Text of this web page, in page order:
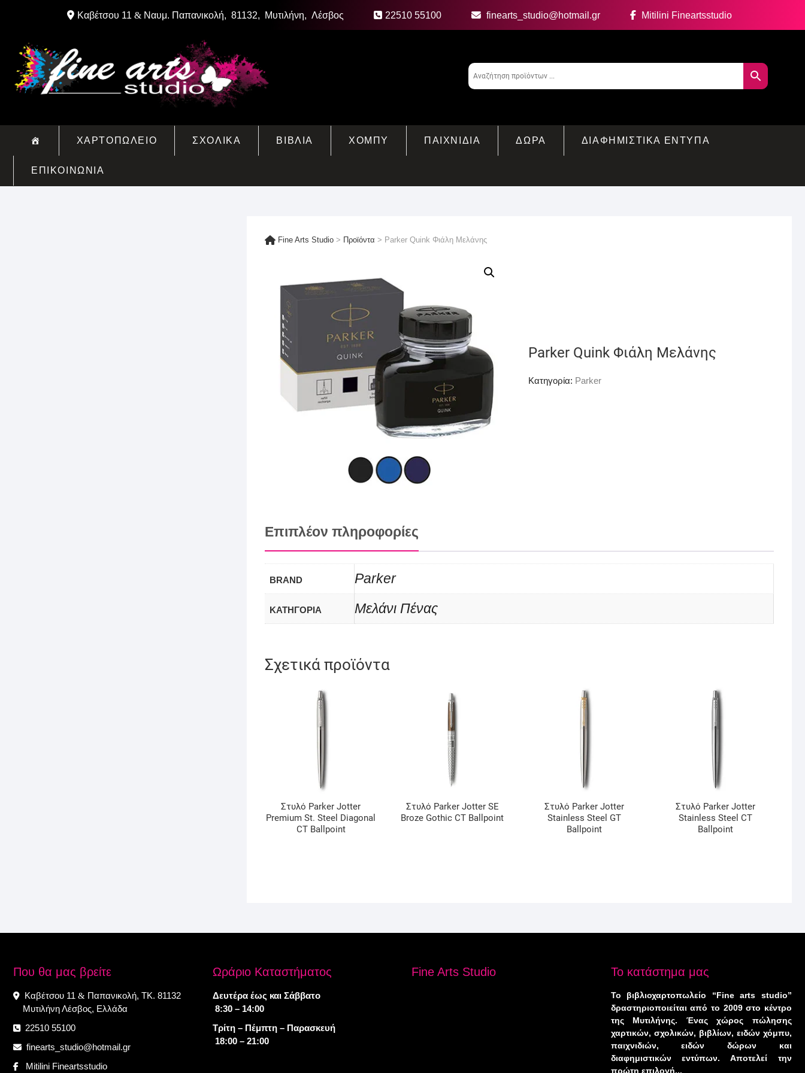
Καβέτσου 11 & Ναυμ. Παπανικολή, 81132, Μυτιλήνη, Λέσβος 22510 55100 finearts_studio@hotmail.gr Mitilini Fineartsstudio
ΧΑΡΤΟΠΩΛΕΙΟ ΣΧΟΛΙΚΑ ΒΙΒΛΙΑ ΧΟΜΠΥ ΠΑΙΧΝΙΔΙΑ ΔΩΡΑ ΔΙΑΦΗΜΙΣΤΙΚΑ ΕΝΤΥΠΑ
ΕΠΙΚΟΙΝΩΝΙΑ
Fine Arts Studio > Προϊόντα > Parker Quink Φιάλη Μελάνης
Parker Quink Φιάλη Μελάνης
Κατηγορία: Parker
Επιπλέον πληροφορίες
BRAND Parker
ΚΑΤΗΓΟΡΙΑ Μελάνι Πένας
Σχετικά προϊόντα
Στυλό Parker Jotter
Premium St. Steel Diagonal
CT Ballpoint
Στυλό Parker Jotter SE
Broze Gothic CT Ballpoint
Στυλό Parker Jotter
Stainless Steel GT
Ballpoint
Στυλό Parker Jotter
Stainless Steel CT
Ballpoint
Που θα μας βρείτε
Καβέτσου 11 & Παπανικολή, ΤΚ. 81132
Μυτιλήνη Λέσβος, Ελλάδα
22510 55100
finearts_studio@hotmail.gr
Mitilini Fineartsstudio
Ωράριο Καταστήματος
Δευτέρα έως και Σάββατο
8:30 – 14:00
Τρίτη – Πέμπτη – Παρασκευή
18:00 – 21:00
Fine Arts Studio Το κατάστημα μας
Το βιβλιοχαρτοπωλείο “Fine arts studio”
δραστηριοποιείται από το 2009 στο κέντρο
της Μυτιλήνης. Ένας χώρος πώλησης
χαρτικών, σχολικών, βιβλίων, ειδών χόμπυ,
παιχνιδιών, ειδών δώρων και
διαφημιστικών εντύπων. Αποτελεί την
πρώτη επιλογή...